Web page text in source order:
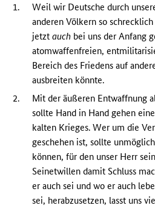
1.
Weil wir Deutsche durch
anderen Völkern so
jetztauch bei uns der Anfang
atomwaffenfreien,
Bereich des Friedens auf
ausbreiten könnte.
2.
Mit der äußeren Entwaffnung
sollte Hand in Hand gehen
kalten Krieges. Wer um die
geschehen ist, sollte
können, für den unser Herr
Seinetwillen damit Schluss
er auch sei und wo er auch
sei, herabzusetzen, lasst uns